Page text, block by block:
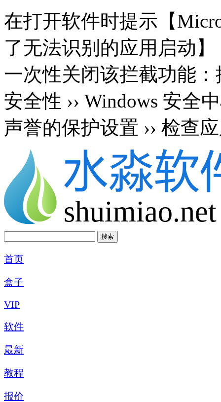
在打开软件时提示【
了无法识别的应用启动
一次性关闭该拦截功能：
安全性 ›› Windows 安全
声誉的保护设置 ›› 检查
shuimiao.net
首页
盒子
VIP
软件
最新
教程
报价